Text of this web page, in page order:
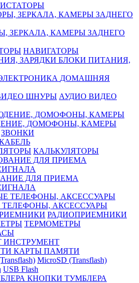
ЗЕРКАЛА, КАМЕРЫ ЗАДНЕГО
НАВИГАТОРЫ
БЛОКИ ПИТАНИЯ,
ДОМАШНЯЯ
АУДИО ВИДЕО
ДОМОФОНЫ, КАМЕРЫ
ЗВОНКИ
КАЛЬКУЛЯТОРЫ
ДЛЯ ПРИЕМА
АКСЕССУАРЫ
РАДИОПРИЕМНИКИ
ТЕРМОМЕТРЫ
ИНСТРУМЕНТ
КАРТЫ ПАМЯТИ
MicroSD (Transflash)
USB Flash
КНОПКИ ТУМБЛЕРА